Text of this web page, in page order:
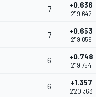
7 +0.636
2'19.642
7 +0.653
2'19.659
6 +0.748
2'19.754
6 +1.357
2'20.363